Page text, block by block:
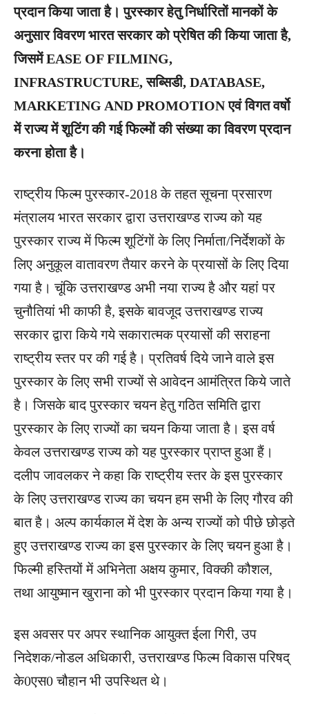
प्रदान किया जाता है। पुरस्कार हेतु निर्धारितों मानकों के
अनुसार विवरण भारत सरकार को प्रेषित की किया जाता है,
जिसमें EASE OF FILMING,
INFRASTRUCTURE, सब्सिडी, DATABASE,
MARKETING AND PROMOTION एवं विगत वर्षो
में राज्य में शूटिंग की गई फिल्मों की संख्या का विवरण प्रदान
करना होता है।
राष्ट्रीय फिल्म पुरस्कार-2018 के तहत सूचना प्रसारण
मंत्रालय भारत सरकार द्वारा उत्तराखण्ड राज्य को यह
पुरस्कार राज्य में फिल्म शूटिंगों के लिए निर्माता/निर्देशकों के
लिए अनुकूल वातावरण तैयार करने के प्रयासों के लिए दिया
गया है। चूंकि उत्तराखण्ड अभी नया राज्य है और यहां पर
चुनौतियां भी काफी है, इसके बावजूद उत्तराखण्ड राज्य
सरकार द्वारा किये गये सकारात्मक प्रयासों की सराहना
राष्ट्रीय स्तर पर की गई है। प्रतिवर्ष दिये जाने वाले इस
पुरस्कार के लिए सभी राज्यों से आवेदन आमंत्रित किये जाते
है। जिसके बाद पुरस्कार चयन हेतु गठित समिति द्वारा
पुरस्कार के लिए राज्यों का चयन किया जाता है। इस वर्ष
केवल उत्तराखण्ड राज्य को यह पुरस्कार प्राप्त हुआ हैं।
दलीप जावलकर ने कहा कि राष्ट्रीय स्तर के इस पुरस्कार
के लिए उत्तराखण्ड राज्य का चयन हम सभी के लिए गौरव की
बात है। अल्प कार्यकाल में देश के अन्य राज्यों को पीछे छोड़ते
हुए उत्तराखण्ड राज्य का इस पुरस्कार के लिए चयन हुआ है।
फिल्मी हस्तियों में अभिनेता अक्षय कुमार, विक्की कौशल,
तथा आयुष्मान खुराना को भी पुरस्कार प्रदान किया गया है।
इस अवसर पर अपर स्थानिक आयुक्त ईला गिरी, उप
निदेशक/नोडल अधिकारी, उत्तराखण्ड फिल्म विकास परिषद्
के0एस0 चौहान भी उपस्थित थे।